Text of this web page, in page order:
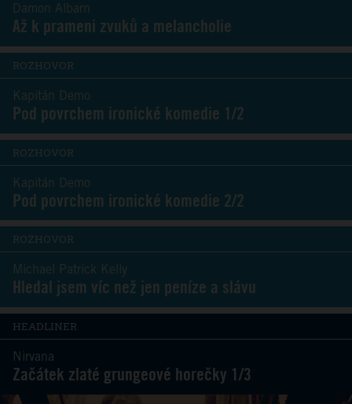
Damon Albarn
Až k prameni zvuků a melancholie
ROZHOVOR
Kapitán Demo
Pod povrchem ironické komedie 1/2
ROZHOVOR
Kapitán Demo
Pod povrchem ironické komedie 2/2
ROZHOVOR
Michael Patrick Kelly
Hledal jsem víc než jen peníze a slávu
HEADLINER
Nirvana
Začátek zlaté grungeové horečky 1/3